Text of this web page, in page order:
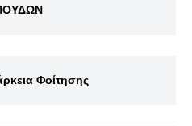
Φοίτησης